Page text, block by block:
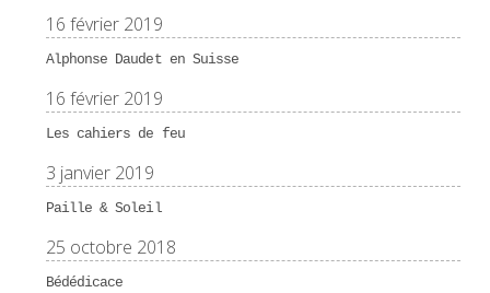
16 février 2019
Alphonse Daudet en Suisse
16 février 2019
Les cahiers de feu
3 janvier 2019
Paille & Soleil
25 octobre 2018
Bédédicace